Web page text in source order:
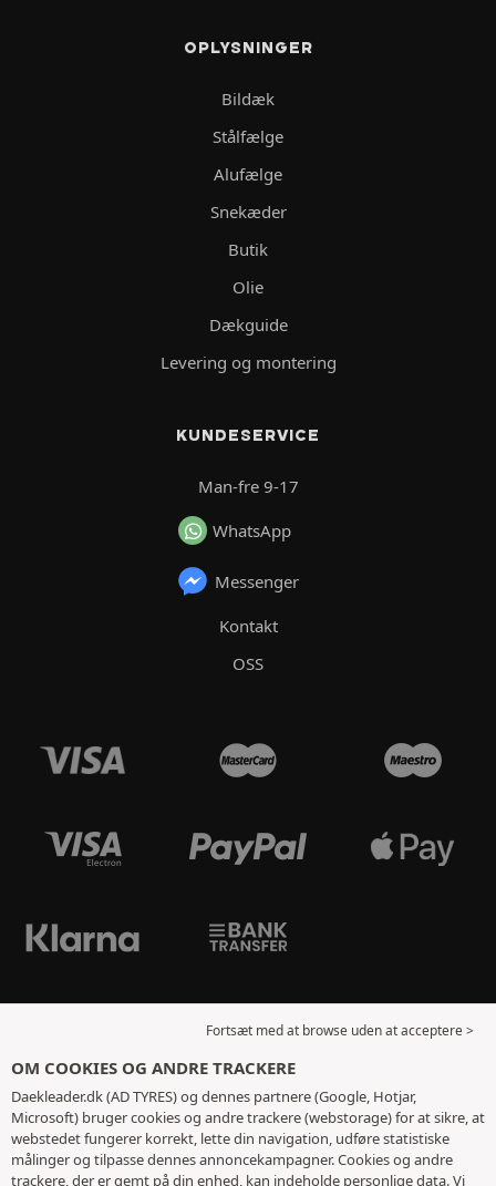
OPLYSNINGER
Bildæk
Stålfælge
Alufælge
Snekæder
Butik
Olie
Dækguide
Levering og montering
KUNDESERVICE
Man-fre 9-17
WhatsApp
Messenger
Kontakt
OSS
Fortsæt med at browse uden at acceptere >
OM COOKIES OG ANDRE TRACKERE
Daekleader.dk (AD TYRES) og dennes partnere (Google, Hotjar,
Microsoft) bruger cookies og andre trackere (webstorage) for at sikre, at
webstedet fungerer korrekt, lette din navigation, udføre statistiske
målinger og tilpasse dennes annoncekampagner. Cookies og andre
trackere, der er gemt på din enhed, kan indeholde personlige data. Vi